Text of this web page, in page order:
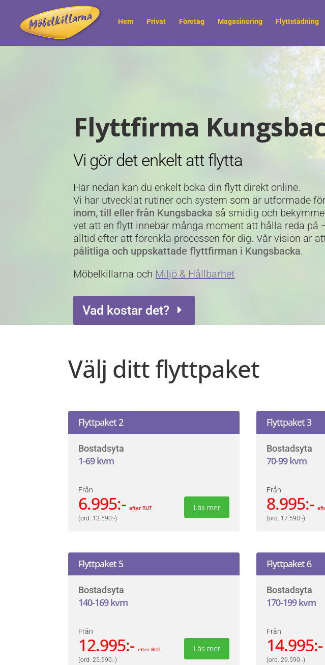
Hem Privat Företag Magasinering Flyttstädning
Flyttfirma
Vi gör det enkelt att flytta
Här nedan kan du enkelt boka din flytt direkt online.
Vi har utvecklat rutiner och system som är utformade
inom, till eller från Kungsbacka så smidig och
vet att en flytt innebär många moment att hålla reda på
alltid efter att förenkla processen för dig. Vår vision är
pålitliga och uppskattade flyttfirman i Kungsbacka.
Möbelkillarna och Miljö & Hållbarhet
Vad kostar det?
Välj ditt flyttpaket
Flyttpaket 2
Bostadsyta
1-69 kvm
Från
6.995:-efter RUT Läs mer
(ord. 13.590:-)
Flyttpaket 3
Bostadsyta
70-99 kvm
Från
8.995:-
(ord. 17.590:-)
Flyttpaket 5
Bostadsyta
140-169 kvm
Från
12.995:-efter RUT Läs mer
(ord. 25.590:-)
Flyttpaket 6
Bostadsyta
170-199 kvm
Från
14.995:-
(ord. 29.590:-)